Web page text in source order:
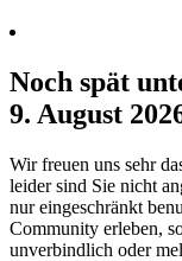
Noch spät
9. August
Wir freuen uns sehr
leider sind Sie nicht
nur eingeschränkt
Community erleben,
unverbindlich oder